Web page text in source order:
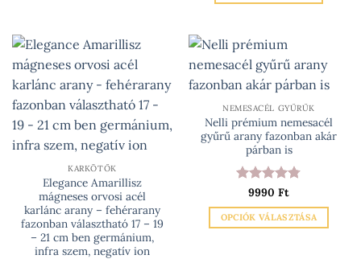
A
változatok
termékoldalon
választhatók
ki
KARKÖTŐK
Elegance Amarillisz
mágneses orvosi acél
karlánc arany – fehérarany
fazonban választható 17 – 19
– 21 cm ben germánium,
infra szem, negatív ion
NEMESACÉL GYŰRŰK
Nelli prémium nemesacél
gyűrű arany fazonban akár
párban is
Értékelés:
4.75/ 5
9990 Ft
OPCIÓK VÁLASZTÁSA